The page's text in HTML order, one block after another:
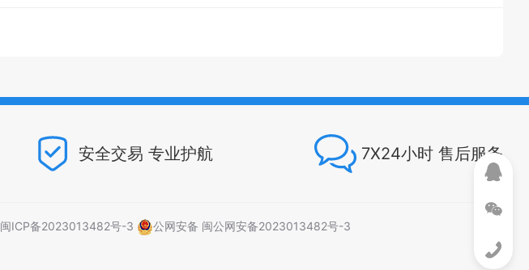
安全交易 专业护航 7X24小时 售后服务
闽ICP备2023013482号-3 公网安备 闽公网安备2023013482号-3